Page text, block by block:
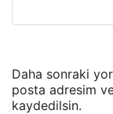
Daha sonraki
posta adresim
kaydedilsin.